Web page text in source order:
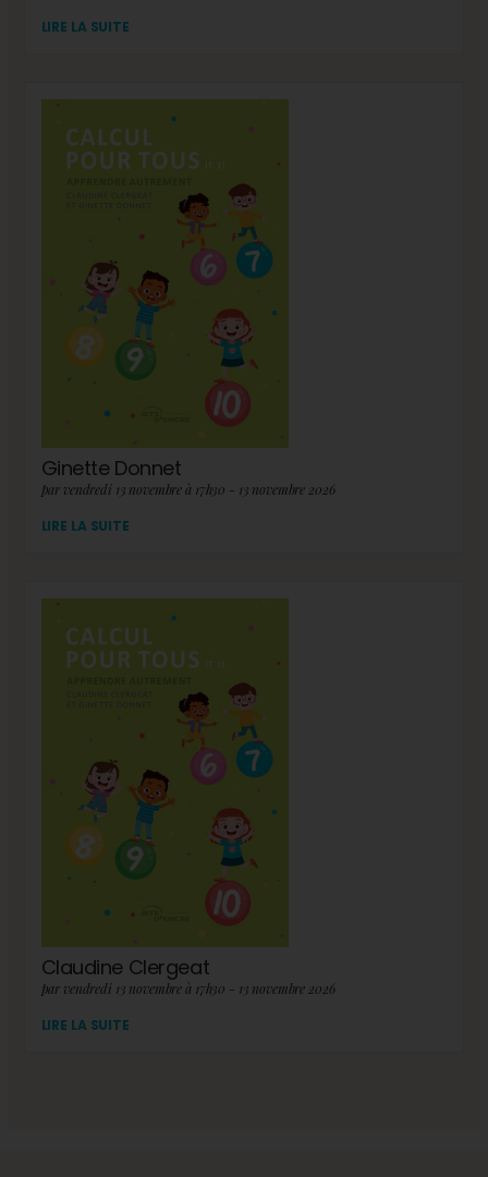
LIRE LA SUITE
Ginette Donnet
par vendredi 13 novembre à 17h30 - 13 novembre 2026
LIRE LA SUITE
Claudine Clergeat
par vendredi 13 novembre à 17h30 - 13 novembre 2026
LIRE LA SUITE